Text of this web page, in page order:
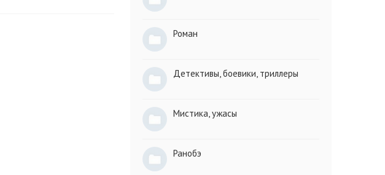
Роман
Детективы, боевики, триллеры
Мистика, ужасы
Ранобэ